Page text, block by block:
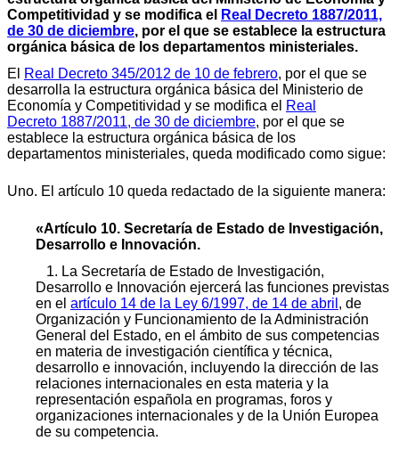
Competitividad y se modifica el
Real Decreto 1887/2011,
de 30 de diciembre, por el que se establece la estructura
orgánica básica de los departamentos ministeriales.
El
Real Decreto 345/2012 de 10 de febrero, por el que se
desarrolla la estructura orgánica básica del Ministerio de
Economía y Competitividad y se modifica el Real
Decreto 1887/2011, de 30 de diciembre, por el que se
establece la estructura orgánica básica de los
departamentos ministeriales, queda modificado como sigue:
Uno. El artículo 10 queda redactado de la siguiente manera:
«Artículo 10. Secretaría de Estado de Investigación,
Desarrollo e Innovación.
1. La Secretaría de Estado de Investigación,
Desarrollo e Innovación ejercerá las funciones previstas
en el artículo 14 de la Ley 6/1997, de 14 de abril , de
Organización y Funcionamiento de la Administración
General del Estado, en el ámbito de sus competencias
en materia de investigación científica y técnica,
desarrollo e innovación, incluyendo la dirección de las
relaciones internacionales en esta materia y la
representación española en programas, foros y
organizaciones internacionales y de la Unión Europea
de su competencia.